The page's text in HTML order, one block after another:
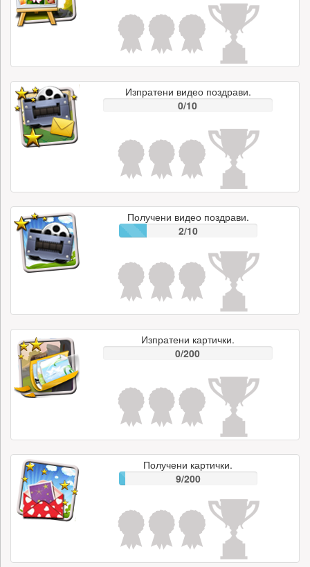
Изпратени видео поздрави.
0/10
Получени видео поздрави.
2/10
Изпратени картички.
0/200
Получени картички.
9/200